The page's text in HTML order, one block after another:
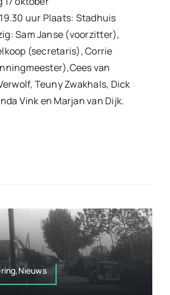
uur Plaats: Stadhuis
Sam Janse (voorzitter),
(secretaris), Corrie
van
Teuny Zwakhals, Dick
Vink en Marjan van Dijk.